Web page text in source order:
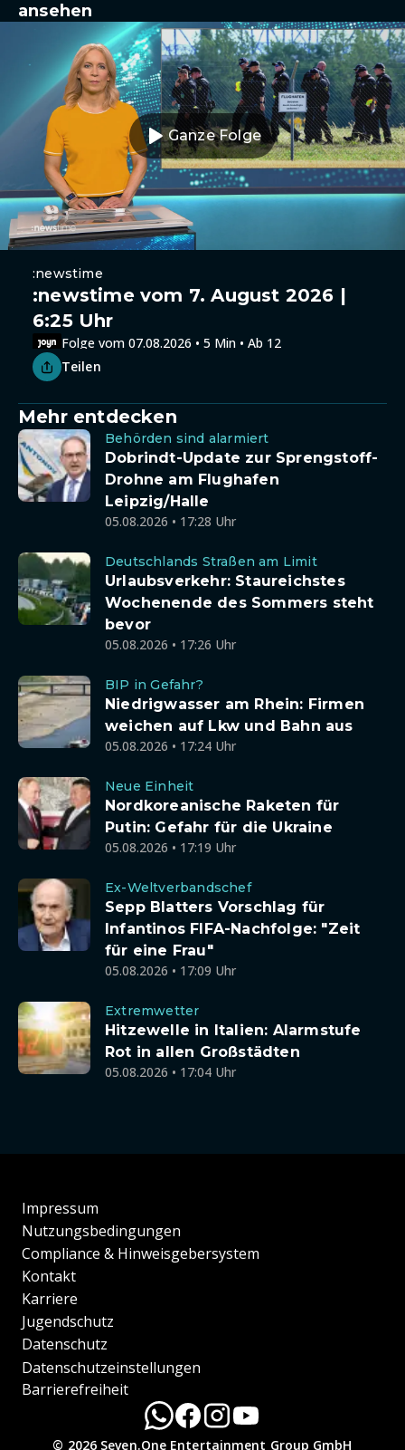
ansehen
Ganze Folge
:newstime
:newstime vom 7. August 2026 |
6:25 Uhr
Folge vom 07.08.2026 • 5 Min • Ab 12
Teilen
Mehr entdecken
Behörden sind alarmiert
Dobrindt-Update zur Sprengstoff-
Drohne am Flughafen
Leipzig/Halle
05.08.2026 • 17:28 Uhr
Deutschlands Straßen am Limit
Urlaubsverkehr: Staureichstes
Wochenende des Sommers steht
bevor
05.08.2026 • 17:26 Uhr
BIP in Gefahr?
Niedrigwasser am Rhein: Firmen
weichen auf Lkw und Bahn aus
05.08.2026 • 17:24 Uhr
Neue Einheit
Nordkoreanische Raketen für
Putin: Gefahr für die Ukraine
05.08.2026 • 17:19 Uhr
Ex-Weltverbandschef
Sepp Blatters Vorschlag für
Infantinos FIFA-Nachfolge: "Zeit
für eine Frau"
05.08.2026 • 17:09 Uhr
Extremwetter
Hitzewelle in Italien: Alarmstufe
Rot in allen Großstädten
05.08.2026 • 17:04 Uhr
Impressum
Nutzungsbedingungen
Compliance & Hinweisgebersystem
Kontakt
Karriere
Jugendschutz
Datenschutz
Datenschutzeinstellungen
Barrierefreiheit
© 2026 Seven.One Entertainment Group GmbH